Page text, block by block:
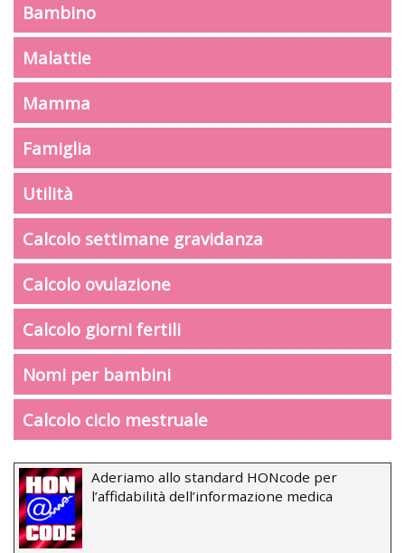
Bambino
Malattie
Mamma
Famiglia
Utilità
Calcolo settimane gravidanza
Calcolo ovulazione
Calcolo giorni fertili
Nomi per bambini
Calcolo ciclo mestruale
Aderiamo allo standard HONcode per
l’affidabilità dell’informazione medica